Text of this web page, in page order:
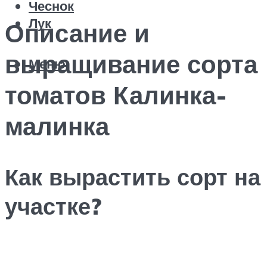
Чеснок
Лук
Меню
Описание и
выращивание сорта
томатов Калинка-
малинка
Как вырастить сорт на
участке?